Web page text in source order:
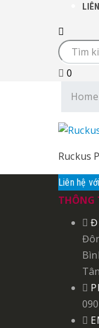
0
Home
Ruckus
Liên hệ
THÔNG